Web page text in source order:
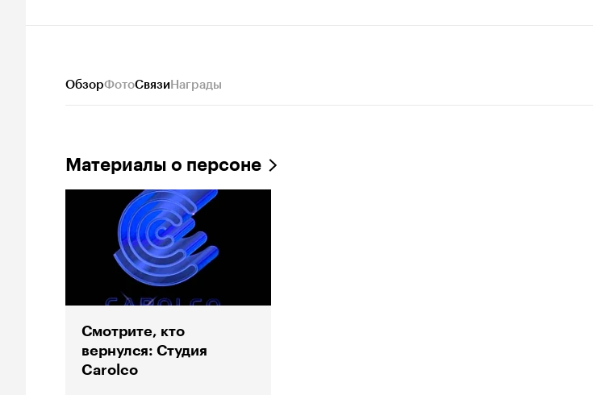
ОбзорФотоСвязиНаграды
Материалы о персоне
Смотрите, кто
вернулся: Студия
Carolco